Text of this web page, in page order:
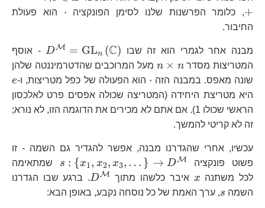
+, כלומר הפרשנות שלנו לסימן הפונקציה
\cdot
⋅ הוא פעולת
החיבור.
מבנה אחר לגמרי הוא זה שבו D M = GLn (C)
- אוסף
המטריצות מסדר
n\times
n
n × n
מעל המרוכבים שהדטרמיננטה שלהן
שונה מאפס. במבנה הזה
\cdot ⋅ הוא הפעולה של כפל מטריצות, ו-e
היא מטריצת היחידה (המטריצה שכולה אפסים פרט לאלכסון
הראשי שכולו 1). אם אתם לא מכירים את הדוגמה הזו, לא נורא;
זה לא קריטי להמשך.
עכשיו, אחרי שהגדרנו מבנה, אפשר להגדיר גם השמה - זו
פשוט פונקציה
s:\left\{
\to
s : {x1, x2, x3, … } → D M
שמתאימה
לכל משתנה
x x איבר כלשהו מתוך D M
. ברגע שבו הגדרנו
השמה
s s, ערך האמת של כל נוסחה נקבע, באופן הבא: